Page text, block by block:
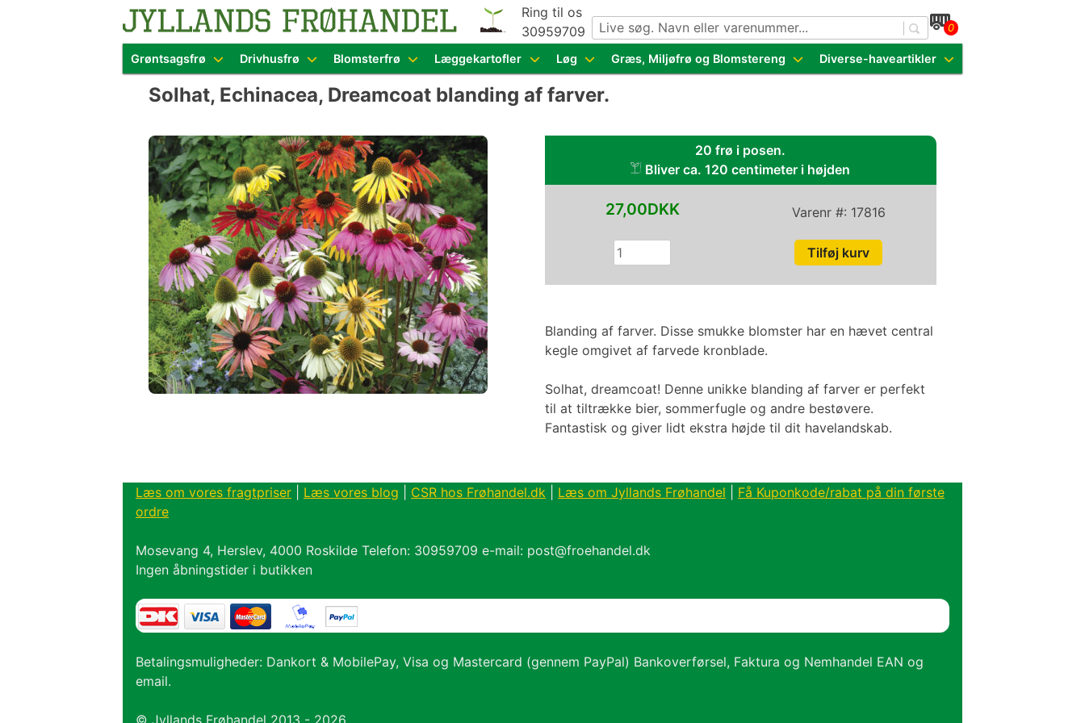
Blomster- og grøntsagsfrø fra hele Europa – få adgang til 1.229 spændende sorter
Ring til os
30959709
0
Grøntsagsfrø Drivhusfrø Blomsterfrø Læggekartofler Løg Græs, Miljøfrø og Blomstereng Diverse-haveartikler
Solhat, Echinacea, Dreamcoat blanding af farver.
Blanding af farver. Disse smukke blomster har en hævet central
kegle omgivet af farvede kronblade.
Solhat, dreamcoat! Denne unikke blanding af farver er perfekt
til at tiltrække bier, sommerfugle og andre bestøvere.
Fantastisk og giver lidt ekstra højde til dit havelandskab.
Varenr #: 17816
27,00DKK
20 frø i posen.
Bliver ca. 120 centimeter i højden
Læs om vores fragtpriser Læs vores blog CSR hos Frøhandel.dk Læs om Jyllands Frøhandel
Få Kuponkode/rabat på din første
ordre
Mosevang 4, Herslev, 4000 Roskilde Telefon: 30959709 e-mail: post@froehandel.dk
Ingen åbningstider i butikken
Betalingsmuligheder: Dankort & MobilePay, Visa og Mastercard (gennem PayPal) Bankoverførsel, Faktura og Nemhandel EAN og
email.
© Jyllands Frøhandel 2013 - 2026